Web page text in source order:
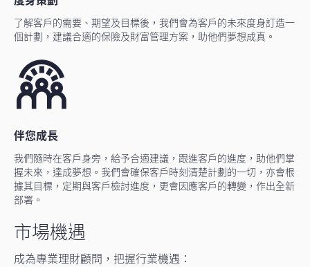
了解客戶的需要、期望及目標後，我們會為客戶的未來度身訂造一
個計劃，建議合適的保險及財富管理方案，助他們夢想成真。
伴您成長
我們隨時在客戶身旁，給予合適建議，跟進客戶的進度，助他們掌
握未來，達成夢想。我們會確保客戶時刻清楚計劃的一切，亦會根
據其目標，定期與客戶檢討進度，更會因應客戶的轉變，作出全新
部署。
市場機遇
成為專業理財顧問，把握行業機遇：